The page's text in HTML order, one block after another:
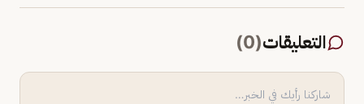
التعليقات(
0
)